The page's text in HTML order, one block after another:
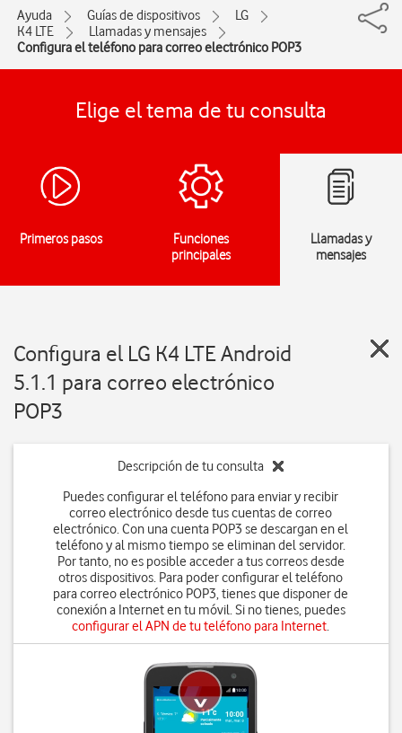
Ayuda Guías de dispositivos
LG
K4 LTE
Llamadas y mensajes
Configura el teléfono para correo electrónico POP3
Elige el tema de tu consulta
Primeros pasos
Funciones
principales
Llamadas y
mensajes
Configura el LG K4 LTE Android
5.1.1 para correo electrónico
POP3
Descripción de tu consulta
Puedes configurar el teléfono para enviar y recibir
correo electrónico desde tus cuentas de correo
electrónico. Con una cuenta POP3 se descargan en el
teléfono y al mismo tiempo se eliminan del servidor.
Por tanto, no es posible acceder a tus correos desde
otros dispositivos. Para poder configurar el teléfono
para correo electrónico POP3, tienes que disponer de
conexión a Internet en tu móvil. Si no tienes, puedes
configurar el APN de tu teléfono para Internet.